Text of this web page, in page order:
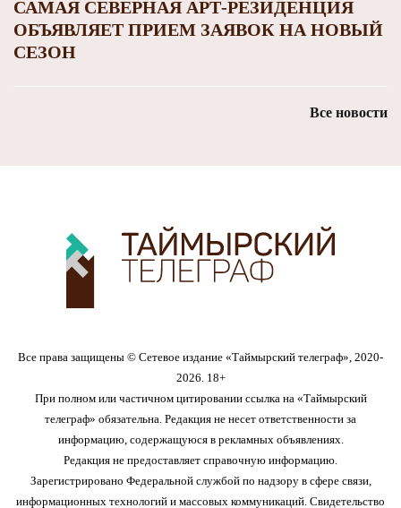
САМАЯ СЕВЕРНАЯ АРТ-РЕЗИДЕНЦИЯ
ОБЪЯВЛЯЕТ ПРИЕМ ЗАЯВОК НА НОВЫЙ
СЕЗОН
Все новости
Все права защищены © Сетевое издание «Таймырский телеграф», 2020-
2026. 18+
При полном или частичном цитировании ссылка на «Таймырский
телеграф» обязательна. Редакция не несет ответственности за
информацию, содержащуюся в рекламных объявлениях.
Редакция не предоставляет справочную информацию.
Зарегистрировано Федеральной службой по надзору в сфере связи,
информационных технологий и массовых коммуникаций. Свидетельство